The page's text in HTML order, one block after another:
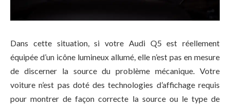
Dans cette situation, si votre Audi Q5 est réellement
équipée d’un icône lumineux allumé, elle n’est pas en mesure
de discerner la source du problème mécanique. Votre
voiture n’est pas doté des technologies d’affichage requis
pour montrer de façon correcte la source ou le type de